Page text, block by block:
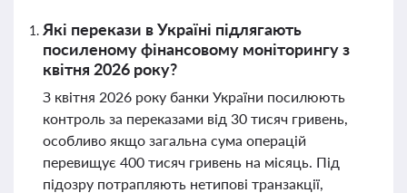
Які перекази в Україні підлягають
посиленому фінансовому моніторингу з
квітня 2026 року?
З квітня 2026 року банки України посилюють
контроль за переказами від 30 тисяч гривень,
особливо якщо загальна сума операцій
перевищує 400 тисяч гривень на місяць. Під
підозру потрапляють нетипові транзакції,